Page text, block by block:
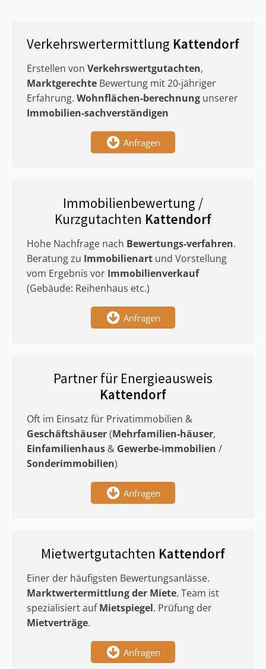
Verkehrswertermittlung Kattendorf
Erstellen von Verkehrswertgutachten,
Marktgerechte Bewertung mit 20-jähriger
Erfahrung. Wohnflächen-berechnung unserer
Immobilien-sachverständigen
Anfragen
Immobilienbewertung /
Kurzgutachten Kattendorf
Hohe Nachfrage nach Bewertungs-verfahren.
Beratung zu Immobilienart und Vorstellung
vom Ergebnis vor Immobilienverkauf
(Gebäude: Reihenhaus etc.)
Anfragen
Partner für Energieausweis
Kattendorf
Oft im Einsatz für Privatimmobilien &
Geschäftshäuser(Mehrfamilien-häuser,
Einfamilienhaus & Gewerbe-immobilien /
Sonderimmobilien)
Anfragen
Mietwertgutachten Kattendorf
Einer der häufigsten Bewertungsanlässe.
Marktwertermittlungder Miete. Team ist
spezialisiert aufMietspiegel. Prüfung der
Mietverträge.
Anfragen